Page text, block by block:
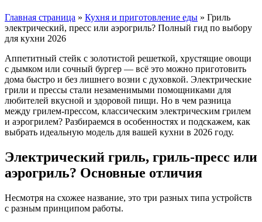
Главная страница » Кухня и приготовление еды » Гриль
электрический, пресс или аэрогриль? Полный гид по выбору
для кухни 2026
Аппетитный стейк с золотистой решеткой, хрустящие овощи
с дымком или сочный бургер — всё это можно приготовить
дома быстро и без лишнего возни с духовкой. Электрические
грили и прессы стали незаменимыми помощниками для
любителей вкусной и здоровой пищи. Но в чем разница
между грилем-прессом, классическим электрическим грилем
и аэрогрилем? Разбираемся в особенностях и подскажем, как
выбрать идеальную модель для вашей кухни в 2026 году.
Электрический гриль, гриль-пресс или
аэрогриль? Основные отличия
Несмотря на схожее название, это три разных типа устройств
с разным принципом работы.